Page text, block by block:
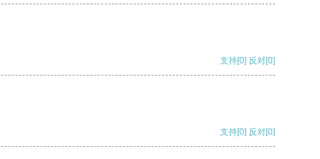
支持[0] 反对[0]
支持[0] 反对[0]